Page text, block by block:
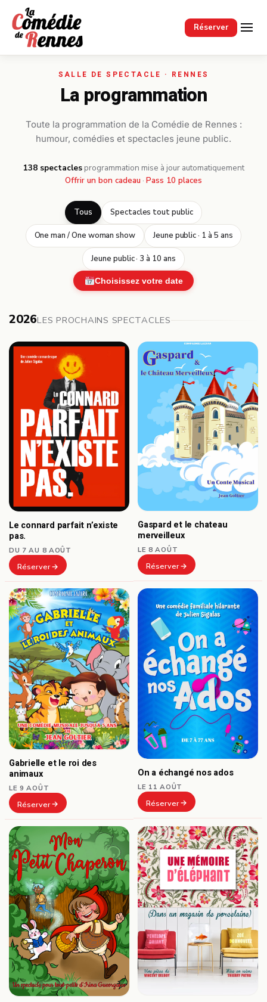
Réserver
Passer au contenu principal
La programmation
Toute la programmation de la Comédie de Rennes :
humour, comédies et spectacles jeune public.
138 spectacles· programmation mise à jour automatiquement
Offrir un bon cadeau · Pass 10 places
Tous Spectacles tout public
One man / One woman show Jeune public · 1 à 5 ans
Jeune public · 3 à 10 ans
Choisissez votre date
2026LES PROCHAINS SPECTACLES
Le connard parfait n’existe
pas.
DU 7 AU 8 AOÛT
Réserver
Gaspard et le chateau
merveilleux
LE 8 AOÛT
Réserver
Gabrielle et le roi des
animaux
LE 9 AOÛT
Réserver
On a échangé nos ados
LE 11 AOÛT
Réserver